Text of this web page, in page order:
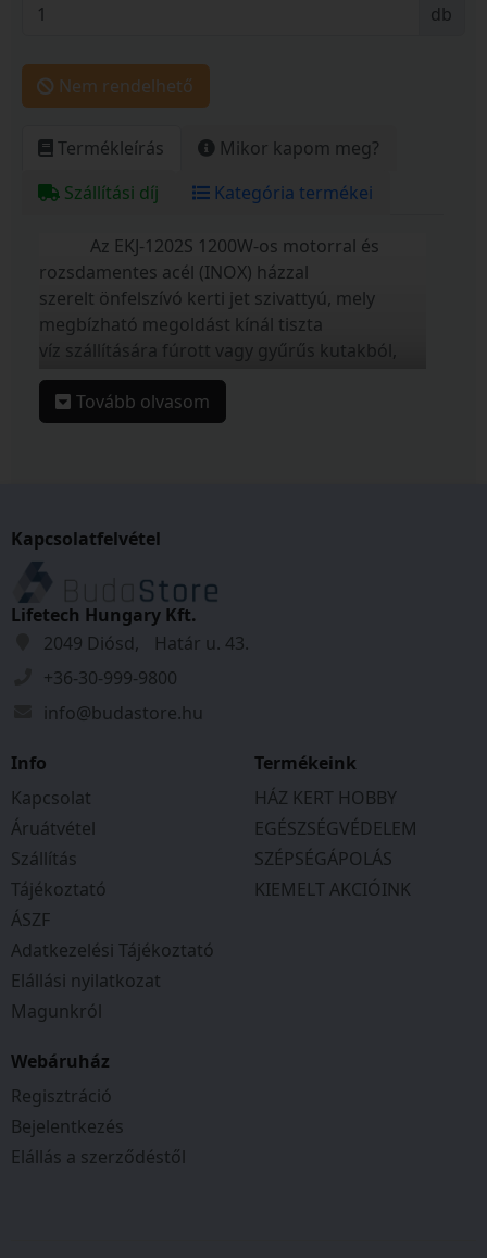
db
Nem rendelhető
Termékleírás
Mikor kapom meg?
Szállítási díj
Kategória termékei
Az EKJ-1202S 1200W-os motorral és
rozsdamentes acél (INOX) házzal
szerelt önfelszívó kerti jet szivattyú, mely
megbízható megoldást kínál tiszta
víz szállítására fúrott vagy gyűrűs kutakból,
esővíz gyűjtő hordókból vagy
tavakból. Fő felhasználási területük a zöld
felületek és kertek szórófejes vagy
A szivattyú robosztus felépítésű és
egyszerűen szállítható a rajta lévő
hordozófogónak és könnyű súlyának
védettséggel valamint 1,5m tápkábellel van
ellátva. Egyszerűen üzembe helyezhető,
a BE/KI kapcsolást fröccsenő víztől védett
kapcsoló segíti.
A berendezés stabil tömítettségét
kerámiabetétes axiális csúszógyűrűs
tömítés biztosítja. A csúszógyűrűs tömítés
vízellátás, ezért a rendszer szárazon futását el
kell kerülni. A szárazon futás
elleni védelemre az elektromágneses
Tovább olvasom
Kapcsolatfelvétel
Lifetech Hungary Kft.
2049 Diósd, Határ u. 43.
+36-30-999-9800
info@budastore.hu
Info
Kapcsolat
Áruátvétel
Szállítás
Tájékoztató
ÁSZF
Adatkezelési Tájékoztató
Elállási nyilatkozat
Magunkról
Termékeink
HÁZ KERT HOBBY
EGÉSZSÉGVÉDELEM
SZÉPSÉGÁPOLÁS
KIEMELT AKCIÓINK
Webáruház
Regisztráció
Bejelentkezés
Elállás a szerződéstől